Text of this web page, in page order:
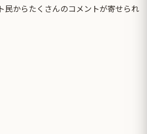
民からたくさんのコメントが寄せられ